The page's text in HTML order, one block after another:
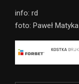
info: rd
foto: Paweł Matyka